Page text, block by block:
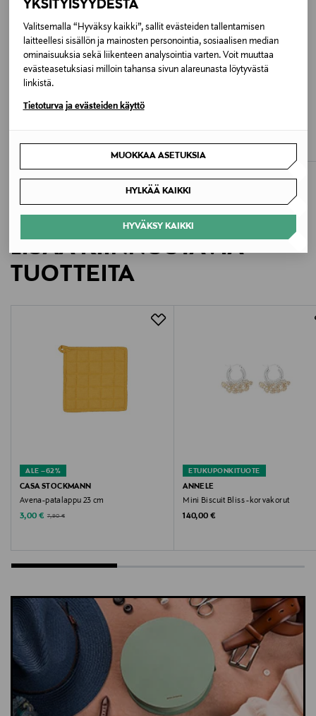
YKSITYISYYDESTÄ
Valitsemalla “Hyväksy kaikki”, sallit evästeiden tallentamisen
laitteellesi sisällön ja mainosten personointia, sosiaalisen median
ominaisuuksia sekä liikenteen analysointia varten. Voit muuttaa
evästeasetuksiasi milloin tahansa sivun alareunasta löytyvästä
linkistä.
Tietoturva ja evästeiden käyttö
MUOKKAA ASETUKSIA
HYLKÄÄ KAIKKI
HYVÄKSY KAIKKI
8519 LIGHT VINTAGE
Valmistusmaa
Kiina
Valmistajan tuotenumero
Valmistaja
Rentemestervej 49, 2400 Copenhagen, Denmark
Avainsanat
housut, farkut, lasten housut, Molo, puuvillahousut,
ETUKUPONKITUOTE
LISÄÄ KIINNOSTAVIA
TUOTTEITA
ALE –62%
CASA STOCKMANN
Avena-patalappu 23 cm
Discounted Price
3,00 € Original Price
7,90 €
ETUKUPONKITUOTE
ANNELE
Mini Biscuit Bliss -korvakorut
Original Price
140,00 €